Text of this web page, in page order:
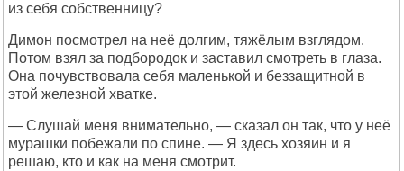
из себя собственницу?
Димон посмотрел на неё долгим, тяжёлым взглядом.
Потом взял за подбородок и заставил смотреть в глаза.
Она почувствовала себя маленькой и беззащитной в
этой железной хватке.
— Слушай меня внимательно, — сказал он так, что у неё
мурашки побежали по спине. — Я здесь хозяин и я
решаю, кто и как на меня смотрит.